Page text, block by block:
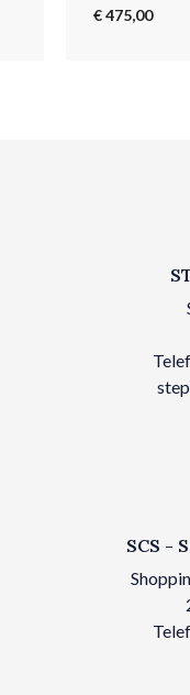
€ 475,00
SCS -